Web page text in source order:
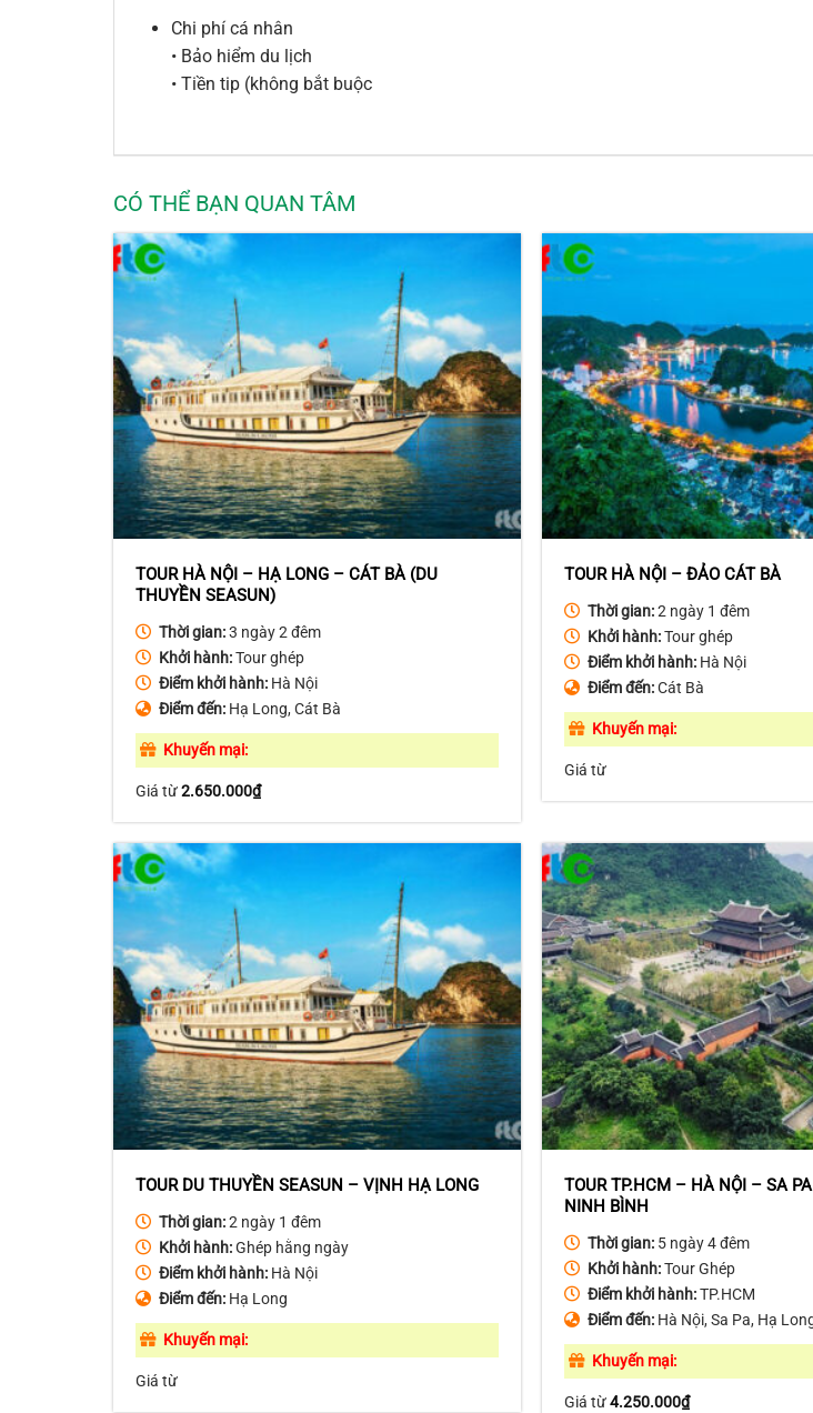
Chi phí cá nhân
• Bảo hiểm du lịch
• Tiền tip (không bắt buộc
CÓ THỂ BẠN QUAN TÂM
TOUR HÀ NỘI – HẠ LONG – CÁT BÀ (DU
THUYỀN SEASUN)
Thời gian:3 ngày 2 đêm
Khởi hành:Tour ghép
Điểm khởi hành:Hà Nội
Điểm đến:Hạ Long, Cát Bà
Khuyến mại:
Giá từ2.650.000₫
TOUR HÀ NỘI – ĐẢO CÁT BÀ
Thời gian:2 ngày 1 đêm
Khởi hành:Tour ghép
Điểm khởi hành: Hà Nội
Điểm đến:Cát Bà
Khuyến mại:
Giá từ
TOUR DU THUYỀN SEASUN – VỊNH HẠ LONG
Thời gian:2 ngày 1 đêm
Khởi hành:Ghép hằng ngày
Điểm khởi hành:Hà Nội
Điểm đến:Hạ Long
Khuyến mại:
Giá từ
TOUR TP.HCM – HÀ NỘI – SA
NINH BÌNH
Thời gian: 5 ngày 4 đêm
Khởi hành:Tour Ghép
Điểm khởi hành:TP.HCM
Điểm đến: Hà Nội, Sa Pa, Hạ
Khuyến mại:
Giá từ4.250.000₫